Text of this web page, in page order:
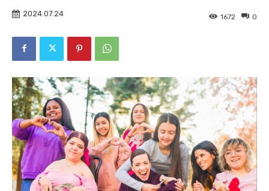
2024.07.24 0
1672